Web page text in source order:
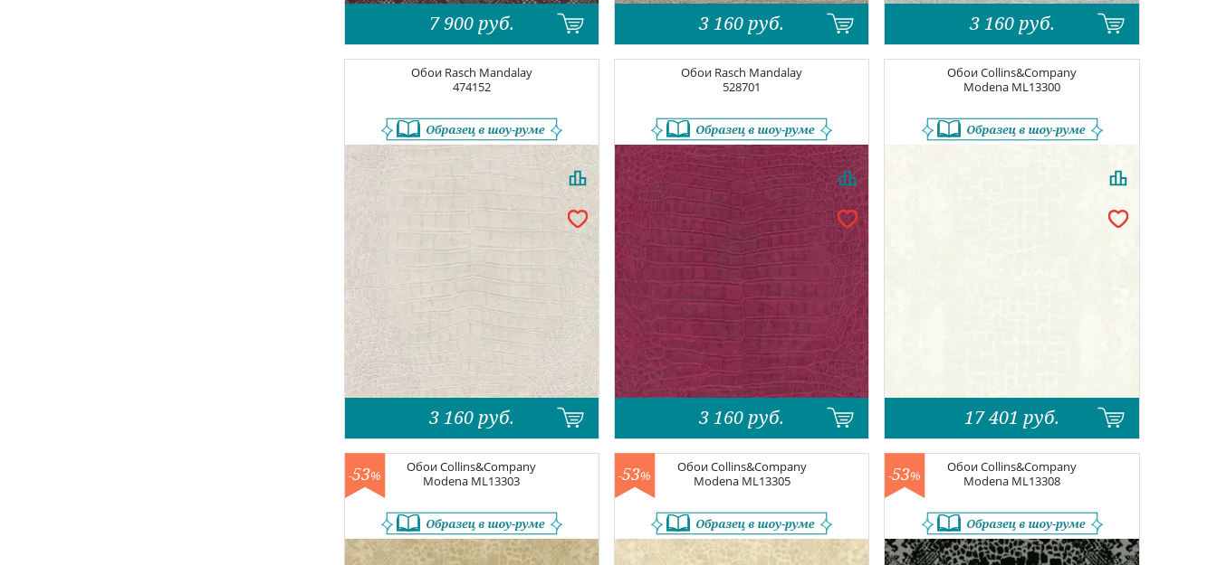
7 900 руб. 3 160 руб. 3 160 руб.
Обои Rasch Mandalay
474152
3 160 руб.
Обои Rasch Mandalay
528701
3 160 руб.
ОбоиCollins&Company
Modena ML13300
17 401 руб.
ОбоиCollins&Company
Modena ML13303
-53%
ОбоиCollins&Company
Modena ML13305
-53%
ОбоиCollins&Company
Modena ML13308
-53%